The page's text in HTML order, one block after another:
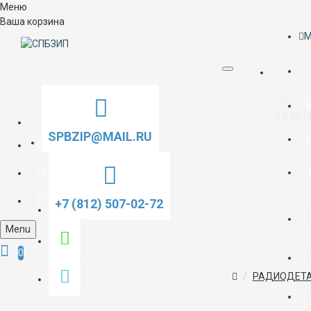
Меню
Ваша корзина
SPBZIP@MAIL.RU
+7 (812) 507-02-72
Menu
0